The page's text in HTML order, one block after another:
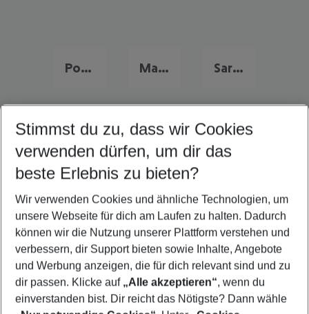
Portugal Familienurlaub Malta Familienurlaub Sardinien Familienurlaub
Quicklinks
Flug & Hotel Costa Adeje
Pauschalreisen Costa Adeje
Last Minute Costa Adeje
Frübucher Angebote Costa Adeje für 2026
Urlaub Costa Adeje
Stimmst du zu, dass wir Cookies
verwenden dürfen, um dir das
beste Erlebnis zu bieten?
Wir verwenden Cookies und ähnliche Technologien, um
unsere Webseite für dich am Laufen zu halten. Dadurch
können wir die Nutzung unserer Plattform verstehen und
verbessern, dir Support bieten sowie Inhalte, Angebote
und Werbung anzeigen, die für dich relevant sind und zu
dir passen. Klicke auf „Alle akzeptieren“, wenn du
einverstanden bist. Dir reicht das Nötigste? Dann wähle